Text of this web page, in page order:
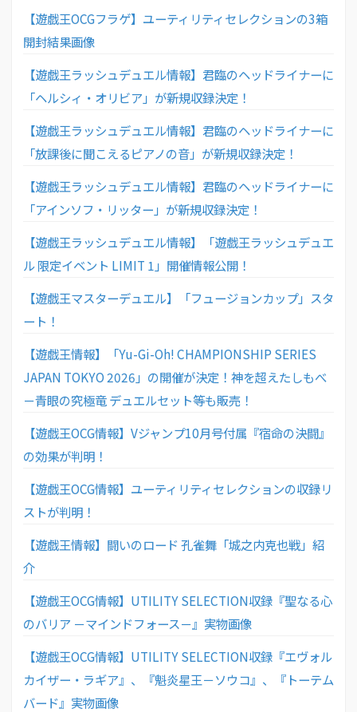
【遊戯王OCGフラゲ】ユーティリティセレクションの3箱
開封結果画像
【遊戯王ラッシュデュエル情報】君臨のヘッドライナーに
「ヘルシィ・オリビア」が新規収録決定！
【遊戯王ラッシュデュエル情報】君臨のヘッドライナーに
「放課後に聞こえるピアノの音」が新規収録決定！
【遊戯王ラッシュデュエル情報】君臨のヘッドライナーに
「アインソフ・リッター」が新規収録決定！
【遊戯王ラッシュデュエル情報】「遊戯王ラッシュデュエ
ル 限定イベント LIMIT 1」開催情報公開！
【遊戯王マスターデュエル】「フュージョンカップ」スタ
ート！
【遊戯王情報】「Yu-Gi-Oh! CHAMPIONSHIP SERIES
JAPAN TOKYO 2026」の開催が決定！神を超えたしもべ
－青眼の究極竜 デュエルセット等も販売！
【遊戯王OCG情報】Vジャンプ10月号付属『宿命の決闘』
の効果が判明！
【遊戯王OCG情報】ユーティリティセレクションの収録リ
ストが判明！
【遊戯王情報】闘いのロード 孔雀舞「城之内克也戦」紹
介
【遊戯王OCG情報】UTILITY SELECTION収録『聖なる心
のバリア －マインドフォース－』実物画像
【遊戯王OCG情報】UTILITY SELECTION収録『エヴォル
カイザー・ラギア』、『魁炎星王－ソウコ』、『トーテム
バード』実物画像